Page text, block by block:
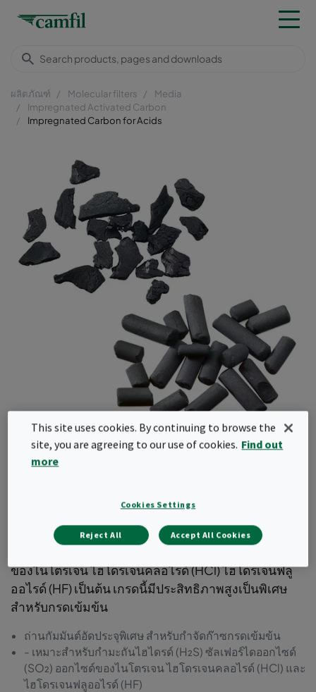
ผลิตภัณฑ์ Molecular filters
Media
Impregnated Activated Carbon
Impregnated Carbon for Acids
Impregnated Carbon for
ระบบอัดประจุ A3 ของ Camfil เป็นถ่านกัมมันต์คุณภาพ
สูงที่ถูกอัดประจุสารพิเศษเพื่อกำจัดก๊าซกรด เช่น กำมะ
ของไนโตรเจน ไฮโดรเจนคลอไรด์ (HCl) ไฮโดรเจนฟลู
ออไรด์ (HF) เป็นต้น เกรดนี้มีประสิทธิภาพสูงเป็นพิเศษ
สำหรับกรดเข้มข้น
ถ่านกัมมันต์อัดประจุพิเศษ สำหรับกำจัดก๊าซกรดเข้มข้น
- เหมาะสำหรับกำมะถันไฮไดรด์ (H₂S) ซัลเฟอร์ไดออกไซด์
(SO₂) ออกไซด์ของไนโตรเจน ไฮโดรเจนคลอไรด์ (HCl) และ
ไฮโดรเจนฟลูออไรด์ (HF)
This site uses cookies. By continuing to browse the
site, you are agreeing to our use of cookies. Find out
more
Cookies Settings
Reject All Accept All Cookies